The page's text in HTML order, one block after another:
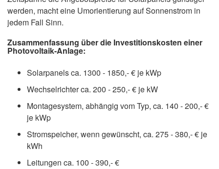
werden, macht eine Umorientierung auf Sonnenstrom in
jedem Fall Sinn.
Zusammenfassung über die Investitionskosten einer
Photovoltaik-Anlage:
Solarpanels ca. 1300 - 1850,- € je kWp
Wechselrichter ca. 200 - 250,- € je kW
Montagesystem, abhängig vom Typ, ca. 140 - 200,- €
je kWp
Stromspeicher, wenn gewünscht, ca. 275 - 380,- € je
kWh
Leitungen ca. 100 - 390,- €